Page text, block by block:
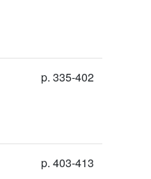
p. 335-402
p. 403-413